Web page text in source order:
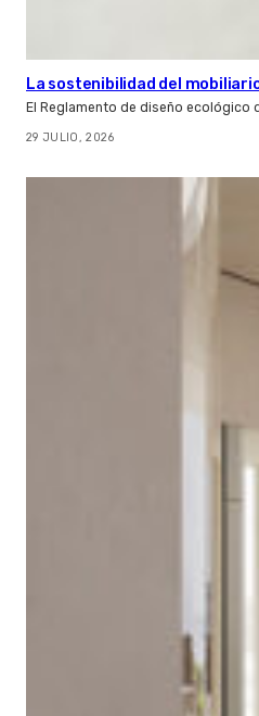
La sostenibilidad del
El Reglamento de diseño ecológico
29 JULIO, 2026